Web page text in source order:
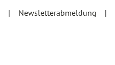
Newsletterabmeldung